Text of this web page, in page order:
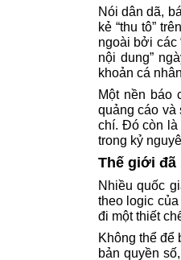
Nói dân dã,
kẻ “thu tô”
ngoài bởi các
nội dung”
khoản cá
Một nền báo
quảng cáo và
chí. Đó còn là
trong kỷ
Thế giới đã
Nhiều quốc
theo logic
đi một thiết
Không thể để
bản quyền